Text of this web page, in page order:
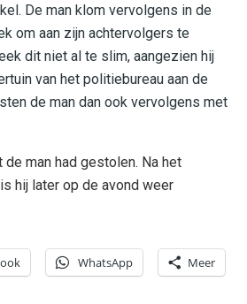
De man klom vervolgens in de
om aan zijn achtervolgers te
dit niet al te slim, aangezien hij
van het politiebureau aan de
de man dan ook vervolgens met
man had gestolen. Na het
hij later op de avond weer
WhatsApp Meer